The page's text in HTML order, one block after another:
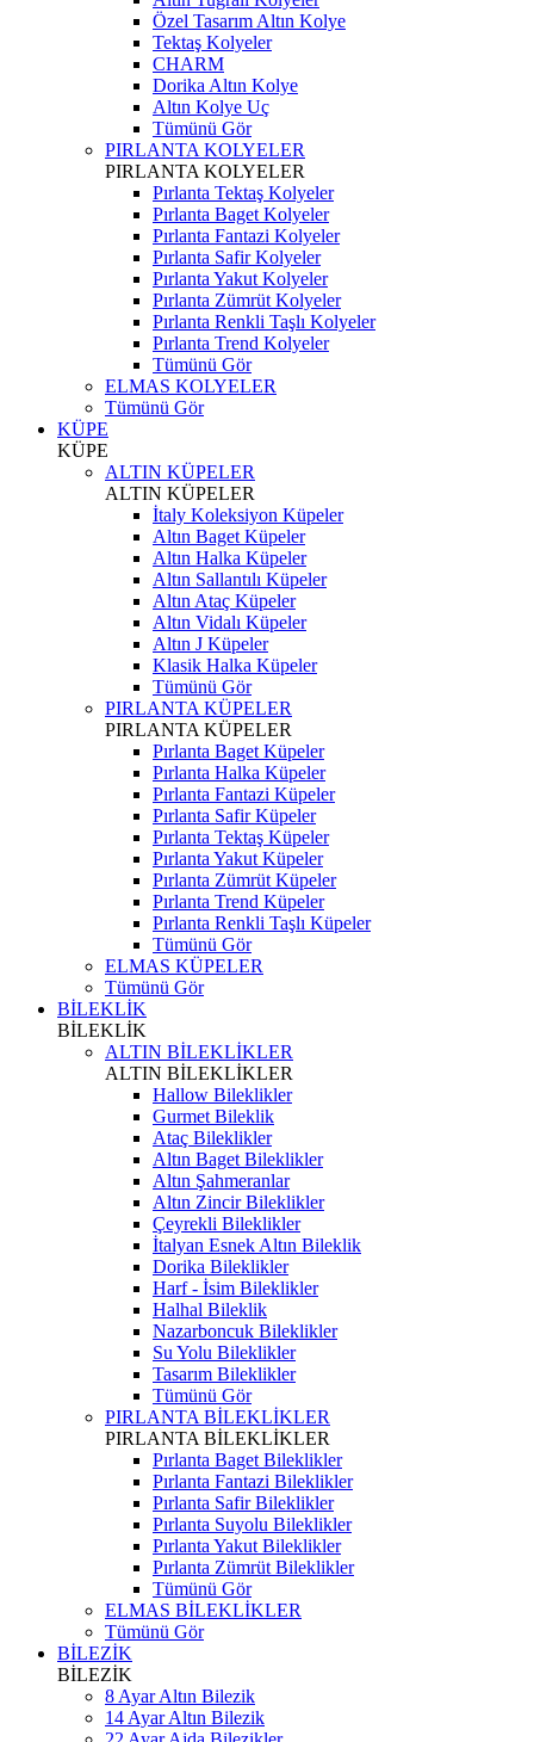
Özel Tasarım Altın Kolye
Tektaş Kolyeler
CHARM
Dorika Altın Kolye
Altın Kolye Uç
Tümünü Gör
PIRLANTA KOLYELER
PIRLANTA KOLYELER
Pırlanta Tektaş Kolyeler
Pırlanta Baget Kolyeler
Pırlanta Fantazi Kolyeler
Pırlanta Safir Kolyeler
Pırlanta Yakut Kolyeler
Pırlanta Zümrüt Kolyeler
Pırlanta Renkli Taşlı Kolyeler
Pırlanta Trend Kolyeler
Tümünü Gör
ELMAS KOLYELER
Tümünü Gör
KÜPE
KÜPE
ALTIN KÜPELER
ALTIN KÜPELER
İtaly Koleksiyon Küpeler
Altın Baget Küpeler
Altın Halka Küpeler
Altın Sallantılı Küpeler
Altın Ataç Küpeler
Altın Vidalı Küpeler
Altın J Küpeler
Klasik Halka Küpeler
Tümünü Gör
PIRLANTA KÜPELER
PIRLANTA KÜPELER
Pırlanta Baget Küpeler
Pırlanta Halka Küpeler
Pırlanta Fantazi Küpeler
Pırlanta Safir Küpeler
Pırlanta Tektaş Küpeler
Pırlanta Yakut Küpeler
Pırlanta Zümrüt Küpeler
Pırlanta Trend Küpeler
Pırlanta Renkli Taşlı Küpeler
Tümünü Gör
ELMAS KÜPELER
Tümünü Gör
BİLEKLİK
BİLEKLİK
ALTIN BİLEKLİKLER
ALTIN BİLEKLİKLER
Hallow Bileklikler
Gurmet Bileklik
Ataç Bileklikler
Altın Baget Bileklikler
Altın Şahmeranlar
Altın Zincir Bileklikler
Çeyrekli Bileklikler
İtalyan Esnek Altın Bileklik
Dorika Bileklikler
Harf - İsim Bileklikler
Halhal Bileklik
Nazarboncuk Bileklikler
Su Yolu Bileklikler
Tasarım Bileklikler
Tümünü Gör
PIRLANTA BİLEKLİKLER
PIRLANTA BİLEKLİKLER
Pırlanta Baget Bileklikler
Pırlanta Fantazi Bileklikler
Pırlanta Safir Bileklikler
Pırlanta Suyolu Bileklikler
Pırlanta Yakut Bileklikler
Pırlanta Zümrüt Bileklikler
Tümünü Gör
ELMAS BİLEKLİKLER
Tümünü Gör
BİLEZİK
BİLEZİK
8 Ayar Altın Bilezik
14 Ayar Altın Bilezik